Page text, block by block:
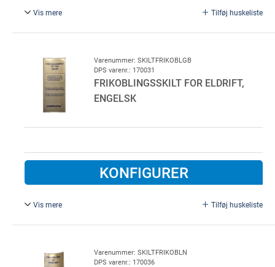
Vis mere Tilføj huskeliste
Frikoblingsskilt for eldrift, Dansk.
Varenummer: SKILTFRIKOBLGB
DPS varenr.: 170031
FRIKOBLINGSSKILT FOR ELDRIFT,
ENGELSK
KONFIGURER
Vis mere Tilføj huskeliste
Varenummer: SKILTFRIKOBLN
DPS varenr.: 170036